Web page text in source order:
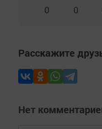
0 0
Расскажите
Нет